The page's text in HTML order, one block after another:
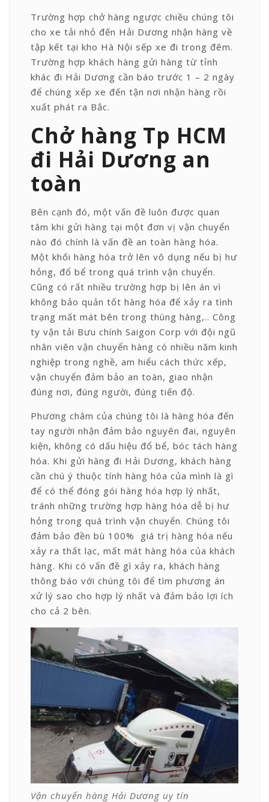
Trường hợp chở hàng ngược chiều chúng tôi
cho xe tải nhỏ đến Hải Dương nhận hàng về
tập kết tại kho Hà Nội sếp xe đi trong đêm.
Trường hợp khách hàng gửi hàng từ tỉnh
khác đi Hải Dương cần báo trước 1 – 2 ngày
để chúng xếp xe đến tận nơi nhận hàng rồi
xuất phát ra Bắc.
Chở hàng Tp HCM
đi Hải Dương an
toàn
Bên cạnh đó, một vấn đề luôn được quan
tâm khi gửi hàng tại một đơn vị vận chuyển
nào đó chính là vấn đề an toàn hàng hóa.
Một khối hàng hóa trở lên vô dụng nếu bị hư
hỏng, đổ bể trong quá trình vận chuyển.
Cũng có rất nhiều trường hợp bị lên án vì
không bảo quản tốt hàng hóa để xảy ra tình
trạng mất mát bên trong thùng hàng,.. Công
ty vận tải Bưu chính Saigon Corp với đội ngũ
nhân viên vận chuyển hàng có nhiều năm kinh
nghiệp trong nghề, am hiểu cách thức xếp,
vận chuyển đảm bảo an toàn, giao nhận
đúng nơi, đúng người, đúng tiến độ.
Phương châm của chúng tôi là hàng hóa đến
tay người nhận đảm bảo nguyên đai, nguyên
kiện, không có dấu hiệu đổ bể, bóc tách hàng
hóa. Khi gửi hàng đi Hải Dương, khách hàng
cần chú ý thuộc tính hàng hóa của mình là gì
để có thể đóng gói hàng hóa hợp lý nhất,
tránh những trường hợp hàng hóa dễ bị hư
hỏng trong quá trình vận chuyển. Chúng tôi
đảm bảo đền bù 100% giá trị hàng hóa nếu
xảy ra thất lạc, mất mát hàng hóa của khách
hàng. Khi có vấn đề gì xảy ra, khách hàng
thông báo với chúng tôi để tìm phương án
xử lý sao cho hợp lý nhất và đảm bảo lợi ích
cho cả 2 bên.
Vận chuyển hàng Hải Dương uy tín